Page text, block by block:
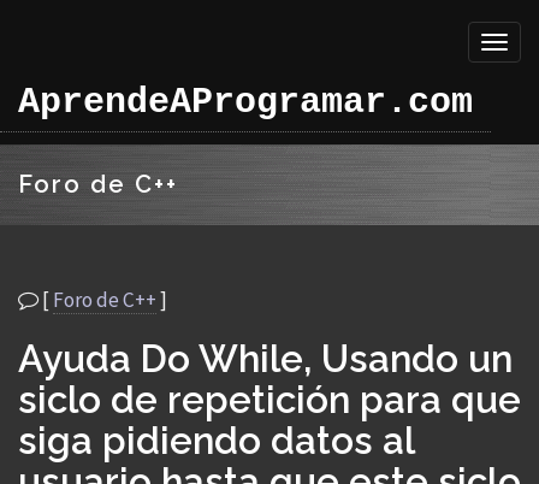
AprendeAProgramar.com
Foro de C++
[Foro de C++]
Ayuda Do While, Usando un
siclo de repetición para que
siga pidiendo datos al